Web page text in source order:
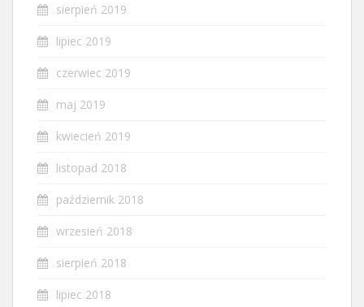
sierpień 2019
lipiec 2019
czerwiec 2019
maj 2019
kwiecień 2019
listopad 2018
październik 2018
wrzesień 2018
sierpień 2018
lipiec 2018